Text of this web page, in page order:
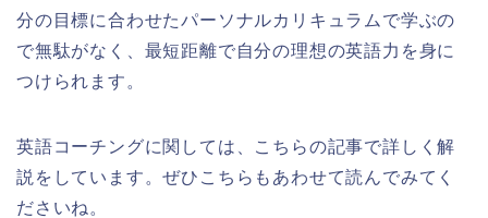
分の目標に合わせたパーソナルカリキュラムで学ぶの
で無駄がなく、最短距離で自分の理想の英語力を身に
つけられます。
英語コーチングに関しては、こちらの記事で詳しく解
説をしています。ぜひこちらもあわせて読んでみてく
ださいね。